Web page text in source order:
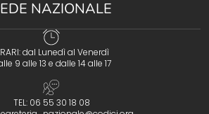
NAZIONALE
dal Lunedì al Venerdì
9 alle 13 e dalle 14 alle 17
TEL: 06 55 30 18 08